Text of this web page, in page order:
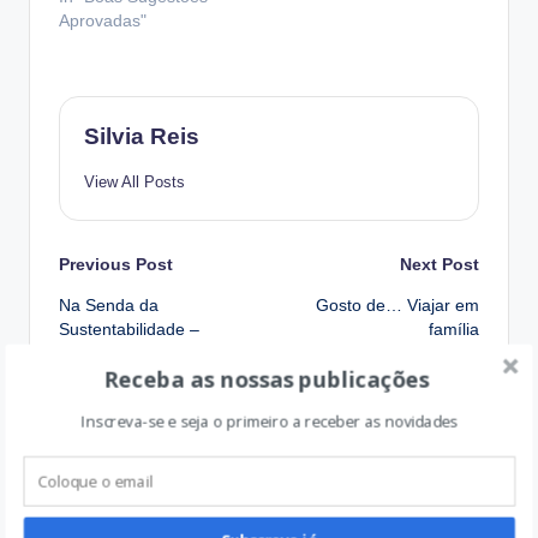
Aprovadas"
Silvia Reis
View All Posts
Post
navigation
Previous Post
Na Senda da
Sustentabilidade –
Next Post
Gosto de… Viajar em
família
No comments yet. Why don’t you start the discussion?
Receba as nossas publicações
Inscreva-se e seja o primeiro a receber as novidades